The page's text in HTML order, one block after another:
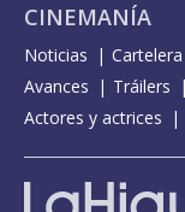
CINEMANÍA
Noticias Cartelera
Avances
Tráilers
Actores y actrices